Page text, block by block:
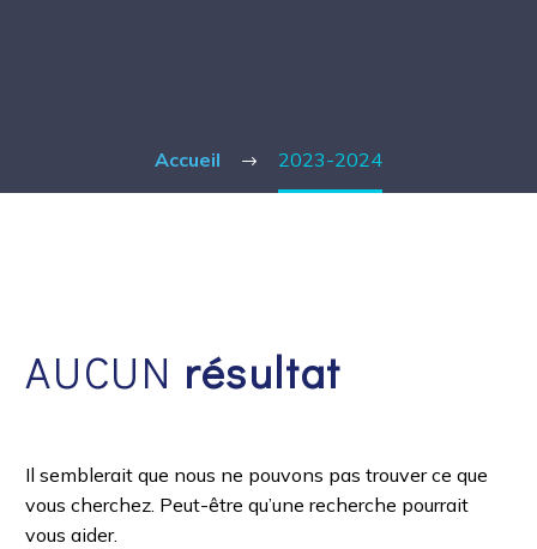
Accueil 2023-2024
AUCUN résultat
Il semblerait que nous ne pouvons pas trouver ce que
vous cherchez. Peut-être qu’une recherche pourrait
vous aider.